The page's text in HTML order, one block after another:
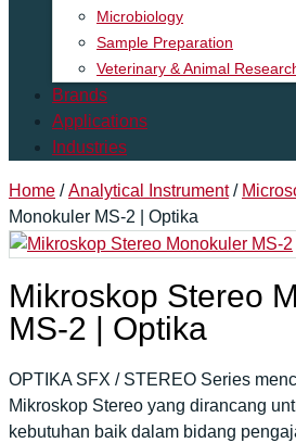
Microbiology
Sample Preparation
Veterinary & Animal
Brands
Applications
Industries
Home /Analytical Instrument/
Monokuler MS-2 | Optika
Mikroskop Stereo
MS-2 | Optika
OPTIKA SFX / STEREO Series
Mikroskop Stereo yang dirancang
kebutuhan baik dalam bidang